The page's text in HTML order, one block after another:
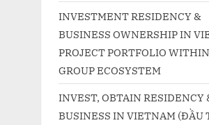
INVESTMENT RESIDENCY &
BUSINESS OWNERSHIP IN
PROJECT PORTFOLIO
GROUP ECOSYSTEM
INVEST, OBTAIN RESIDENCY
BUSINESS IN VIETNAM (ĐẦU